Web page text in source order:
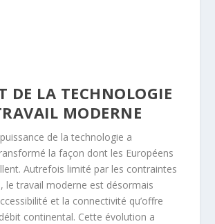
DE LA TECHNOLOGIE
MODERNE
de la technologie a
la façon dont les Européens
Autrefois limité par les contraintes
le travail moderne est désormais
et la connectivité qu’offre
continental. Cette évolution a